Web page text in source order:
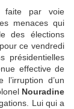
faite par voie
menaces qui
des élections
ce vendredi
présidentielles
effective de
d’un
Nouradine
Lui qui a